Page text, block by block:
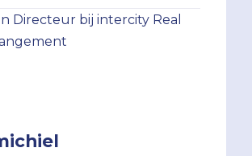
Directeur bij intercity Real